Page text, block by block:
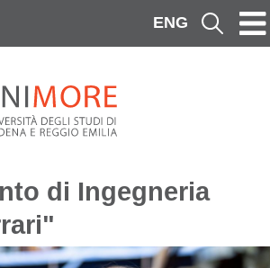
ENG Cerca
di Ingegneria